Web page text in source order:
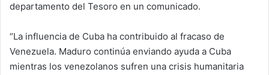
departamento del Tesoro en un comunicado.
“La influencia de Cuba ha contribuido al fracaso de
Venezuela. Maduro continúa enviando ayuda a Cuba
mientras los venezolanos sufren una crisis humanitaria